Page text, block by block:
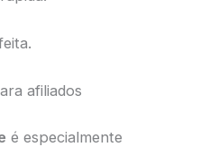
afiliados
é especialmente